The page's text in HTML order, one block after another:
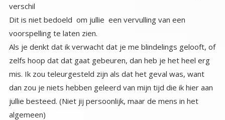
verschil
Dit is niet bedoeld om jullie een vervulling van een
voorspelling te laten zien.
Als je denkt dat ik verwacht dat je me blindelings gelooft, of
zelfs hoop dat dat gaat gebeuren, dan heb je het heel erg
mis. Ik zou teleurgesteld zijn als dat het geval was, want
dan zou je niets hebben geleerd van mijn tijd die ik hier aan
jullie besteed. (Niet jij persoonlijk, maar de mens in het
algemeen)